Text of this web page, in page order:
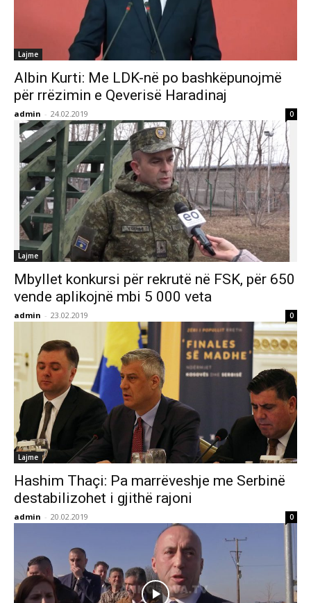
Lajme
Albin Kurti: Me LDK-në po bashkëpunojmë
për rrëzimin e Qeverisë Haradinaj
admin - 24.02.2019 0
Lajme
Mbyllet konkursi për rekrutë në FSK, për 650
vende aplikojnë mbi 5 000 veta
admin - 23.02.2019 0
Lajme
Hashim Thaçi: Pa marrëveshje me Serbinë
destabilizohet i gjithë rajoni
admin - 20.02.2019 0